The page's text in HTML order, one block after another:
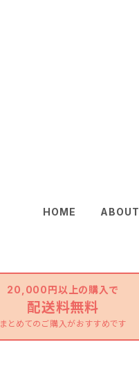
HOME ABOUT
20,000円以上の購入で
配送料無料
まとめてのご購入がおすすめです